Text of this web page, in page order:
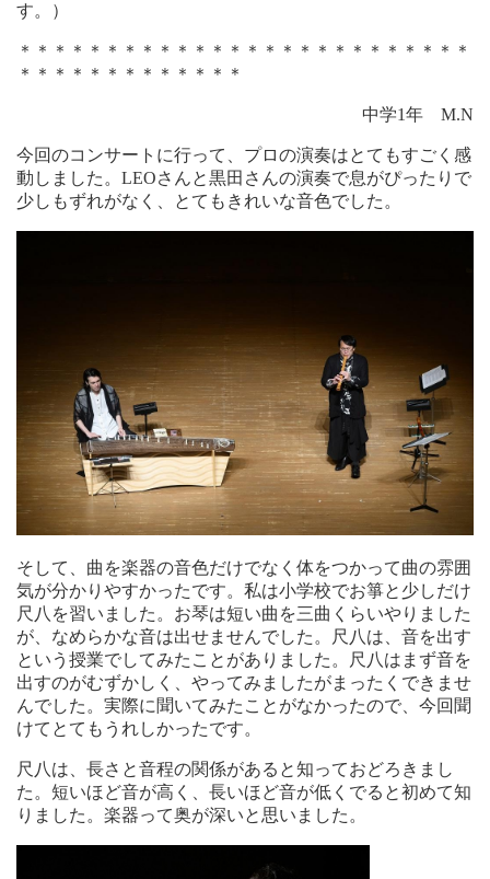
す。）
＊＊＊＊＊＊＊＊＊＊＊＊＊＊＊＊＊＊＊＊＊＊＊＊＊＊
＊＊＊＊＊＊＊＊＊＊＊＊＊
中学1年 M.N
今回のコンサートに行って、プロの演奏はとてもすごく感
動しました。LEOさんと黒田さんの演奏で息がぴったりで
少しもずれがなく、とてもきれいな音色でした。
そして、曲を楽器の音色だけでなく体をつかって曲の雰囲
気が分かりやすかったです。私は小学校でお箏と少しだけ
尺八を習いました。お琴は短い曲を三曲くらいやりました
が、なめらかな音は出せませんでした。尺八は、音を出す
という授業でしてみたことがありました。尺八はまず音を
出すのがむずかしく、やってみましたがまったくできませ
んでした。実際に聞いてみたことがなかったので、今回聞
けてとてもうれしかったです。
尺八は、長さと音程の関係があると知っておどろきまし
た。短いほど音が高く、長いほど音が低くでると初めて知
りました。楽器って奥が深いと思いました。